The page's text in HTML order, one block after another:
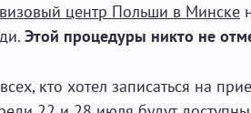
визовый центр Польши в Минске
Этой процедуры никто не
кто хотел записаться на